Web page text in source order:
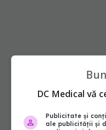
DC Medical vă
Publicitate și
ale publicității și